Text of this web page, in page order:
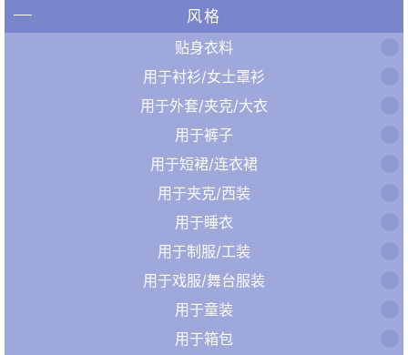
风格
贴身衣料
用于衬衫/女士罩衫
用于外套/夹克/大衣
用于裤子
用于短裙/连衣裙
用于夹克/西装
用于睡衣
用于制服/工装
用于戏服/舞台服装
用于童装
用于箱包